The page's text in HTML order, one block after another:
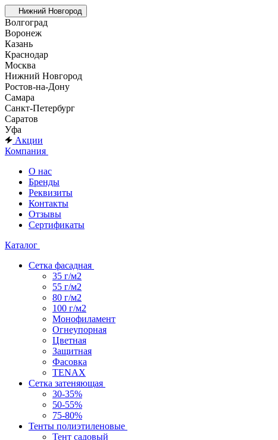
Нижний Новгород
Волгоград
Воронеж
Казань
Краснодар
Москва
Нижний Новгород
Ростов-на-Дону
Самара
Санкт-Петербург
Саратов
Уфа
Акции
Компания
О нас
Бренды
Реквизиты
Контакты
Отзывы
Сертификаты
Каталог
Сетка фасадная
35 г/м2
55 г/м2
80 г/м2
100 г/м2
Монофиламент
Огнеупорная
Цветная
Защитная
Фасовка
TENAX
Сетка затеняющая
30-35%
50-55%
75-80%
Тенты полиэтиленовые
Тент садовый